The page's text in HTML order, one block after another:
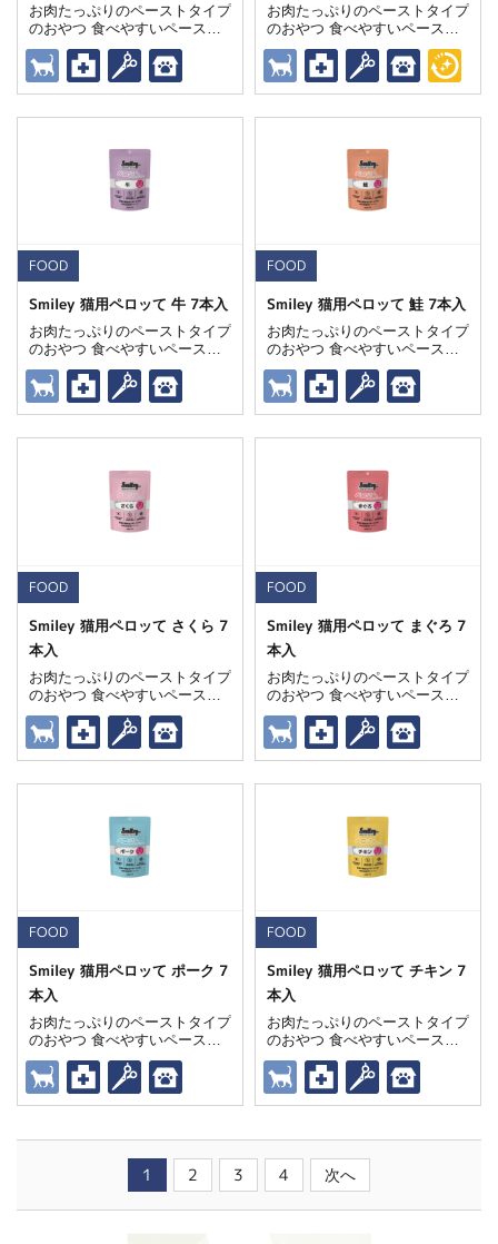
お肉たっぷりのペーストタイプ
のおやつ 食べやすいペースト
状で、スムーズに栄養補給をサ
ポート 愛猫の健康をサポート
する獣医師推奨トリーツ
お肉たっぷりのペーストタイプ
のおやつ 食べやすいペースト
状で、スムーズに栄養補給をサ
ポート 愛猫の健康をサポート
する獣医師推奨トリーツ
FOOD
Smiley 猫用ペロッて 牛 7本入
お肉たっぷりのペーストタイプ
のおやつ 食べやすいペースト
状で、スムーズに栄養補給をサ
ポート 愛猫の健康をサポート
する獣医師推奨トリーツ
FOOD
Smiley 猫用ペロッて 鮭 7本入
お肉たっぷりのペーストタイプ
のおやつ 食べやすいペースト
状で、スムーズに栄養補給をサ
ポート 愛猫の健康をサポート
する獣医師推奨トリーツ
FOOD
Smiley 猫用ペロッて さくら 7
本入
お肉たっぷりのペーストタイプ
のおやつ 食べやすいペースト
状で、スムーズに栄養補給をサ
ポート 愛猫の健康をサポート
する獣医師推奨トリーツ
FOOD
Smiley 猫用ペロッて まぐろ 7
本入
お肉たっぷりのペーストタイプ
のおやつ 食べやすいペースト
状で、スムーズに栄養補給をサ
ポート 愛猫の健康をサポート
する獣医師推奨トリーツ
FOOD
Smiley 猫用ペロッて ポーク 7
本入
お肉たっぷりのペーストタイプ
のおやつ 食べやすいペースト
状で、スムーズに栄養補給をサ
ポート 愛猫の健康をサポート
する獣医師推奨トリーツ
FOOD
Smiley 猫用ペロッて チキン 7
本入
お肉たっぷりのペーストタイプ
のおやつ 食べやすいペースト
状で、スムーズに栄養補給をサ
ポート 愛猫の健康をサポート
する獣医師推奨トリーツ
1 2 3 4 次へ